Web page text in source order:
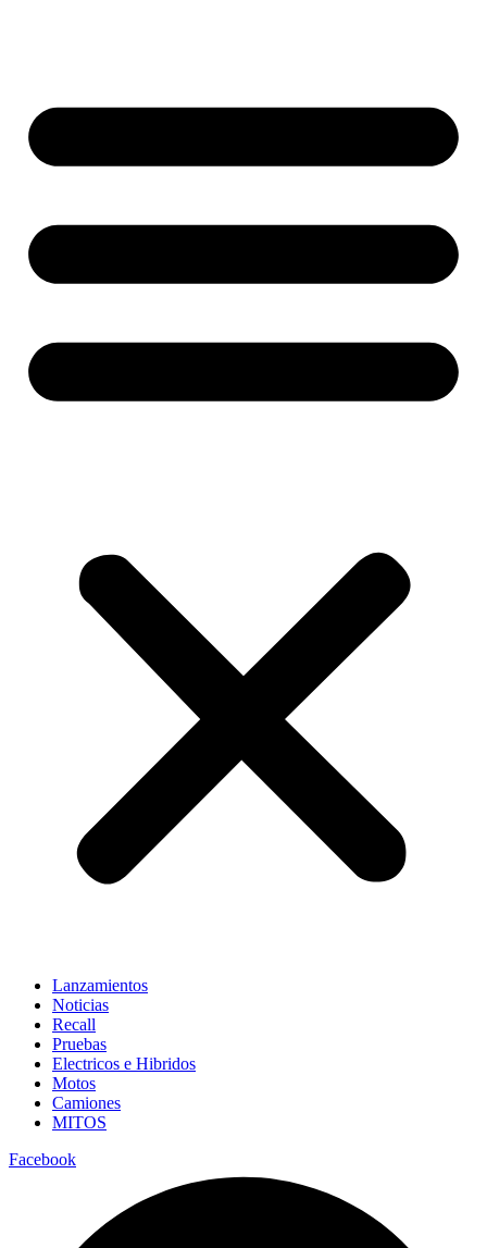
Lanzamientos
Noticias
Recall
Pruebas
Electricos e Hibridos
Motos
Camiones
MITOS
Facebook